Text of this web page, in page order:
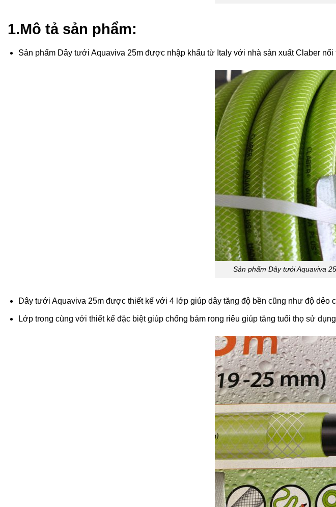
1.Mô tả sản phẩm:
Sản phẩm Dây tưới Aquaviva 25m được nhập khẩu từ Italy với nhà sản xuất Claber
Sản phẩm Dây tưới Aquaviva
Dây tưới Aquaviva 25m được thiết kế với 4 lớp giúp dây tăng độ bền cũng như độ dẻo
Lớp trong cùng với thiết kế đặc biệt giúp chống bám rong riêu giúp tăng tuổi thọ sử